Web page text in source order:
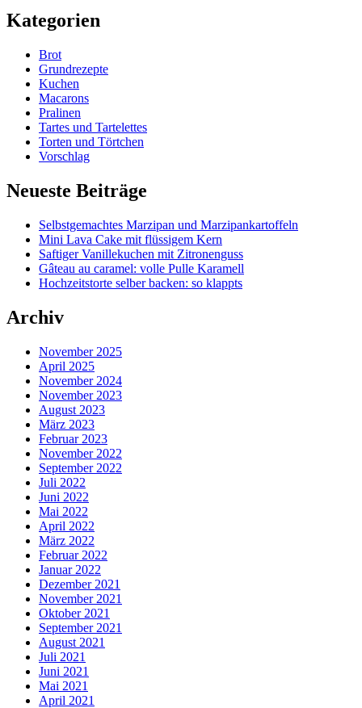
Kategorien
Brot
Grundrezepte
Kuchen
Macarons
Pralinen
Tartes und Tartelettes
Torten und Törtchen
Vorschlag
Neueste Beiträge
Selbstgemachtes Marzipan und Marzipankartoffeln
Mini Lava Cake mit flüssigem Kern
Saftiger Vanillekuchen mit Zitronenguss
Gâteau au caramel: volle Pulle Karamell
Hochzeitstorte selber backen: so klappts
Archiv
November 2025
April 2025
November 2024
November 2023
August 2023
März 2023
Februar 2023
November 2022
September 2022
Juli 2022
Juni 2022
Mai 2022
April 2022
März 2022
Februar 2022
Januar 2022
Dezember 2021
November 2021
Oktober 2021
September 2021
August 2021
Juli 2021
Juni 2021
Mai 2021
April 2021